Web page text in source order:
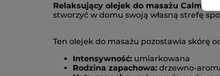
Relaksujący olejek do masażu Calme
stworzyć w domu swoją własną strefę
Ten olejek do masażu pozostawia skórę
Intensywność: umiarkowana
Rodzina zapachowa: drzewno-